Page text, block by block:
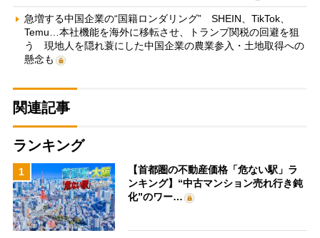
急増する中国企業の“国籍ロンダリング” SHEIN、TikTok、
Temu…本社機能を海外に移転させ、トランプ関税の回避を狙
う 現地人を隠れ蓑にした中国企業の農業参入・土地取得への
懸念も
関連記事
ランキング
1
【首都圏の不動産価格「危ない駅」ラ
ンキング】“中古マンション売れ行き鈍
化”のワー…